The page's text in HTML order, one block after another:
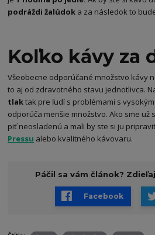
podráždi žalúdok a za následok to
Koľko kávy za
Všeobecne odporúčané množstvo kávy
to aj od zdravotného stavu jednotlivca.
tlaktak pre ľudí s problémami s
odporúča menšie množstvo. Ako sme už
piť neosladenú a mali by ste si ju
Pressu alebo kvalitného kávovaru.
Páčil sa vám článok?
Facebook